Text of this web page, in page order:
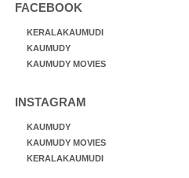
FACEBOOK
KERALAKAUMUDI
KAUMUDY
KAUMUDY MOVIES
INSTAGRAM
KAUMUDY
KAUMUDY MOVIES
KERALAKAUMUDI